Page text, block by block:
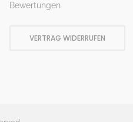
Bewertungen
VERTRAG WIDERRUFEN